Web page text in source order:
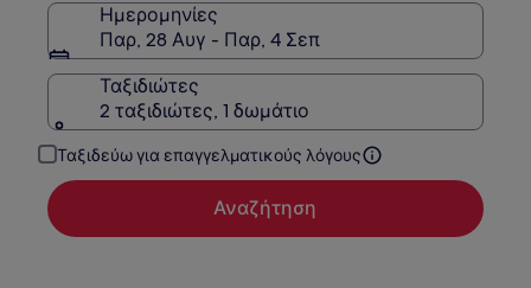
Ημερομηνίες
Παρ, 28 Αυγ - Παρ, 4 Σεπ
Ταξιδιώτες
2 ταξιδιώτες, 1 δωμάτιο
Ταξιδεύω για επαγγελματικούς λόγους
Αναζήτηση